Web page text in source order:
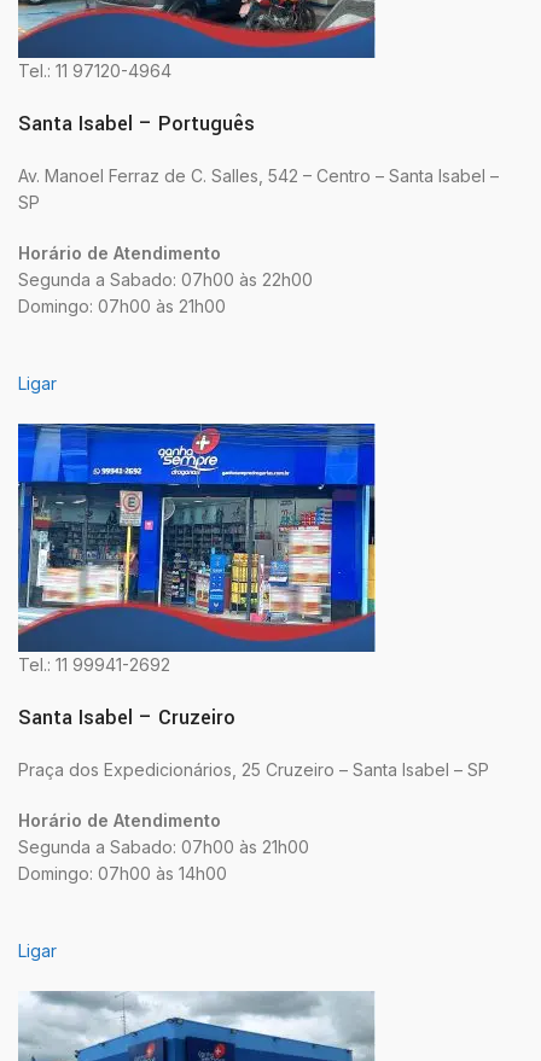
Tel.: 11 97120-4964
Santa Isabel – Português
Av. Manoel Ferraz de C. Salles, 542 – Centro – Santa Isabel –
SP
Horário de Atendimento
Segunda a Sabado: 07h00 às 22h00
Domingo: 07h00 às 21h00
Ligar
Tel.: 11 99941-2692
Santa Isabel – Cruzeiro
Praça dos Expedicionários, 25 Cruzeiro – Santa Isabel – SP
Horário de Atendimento
Segunda a Sabado: 07h00 às 21h00
Domingo: 07h00 às 14h00
Ligar